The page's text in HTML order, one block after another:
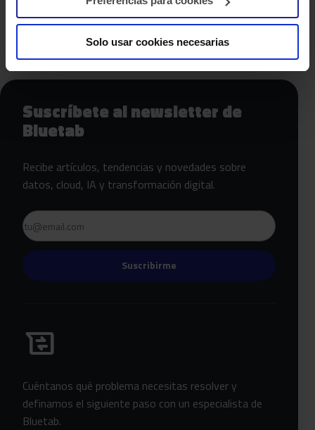
Solo usar cookies necesarias
Siguientes pasos con Bluetab
Suscríbete al newsletter de
Bluetab
Recibe artículos, tendencias y novedades sobre
datos, cloud, IA y transformación digital.
Email
Suscribirme
business_messages
Habla con Bluetab
Cuéntanos qué problema necesitas resolver y
definamos el siguiente paso con un especialista de
Bluetab.